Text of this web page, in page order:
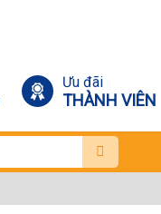
Ưu đãi
THÀNH VIÊN